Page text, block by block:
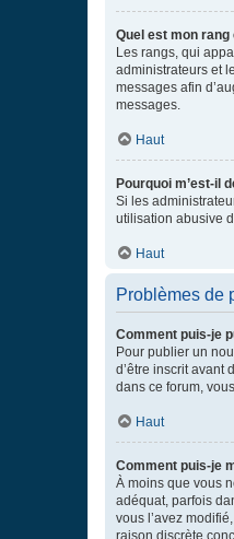
Quel est mon
Les rangs, qui
administrateurs et
messages afin
messages.
Haut
Pourquoi m’est-il
Si les
utilisation abusive
Haut
Problèmes de
Comment puis-je
Pour publier un
d’être inscrit avant
dans ce forum,
Haut
Comment puis-je
À moins que vous
adéquat, parfois
vous l’avez
raison discrète